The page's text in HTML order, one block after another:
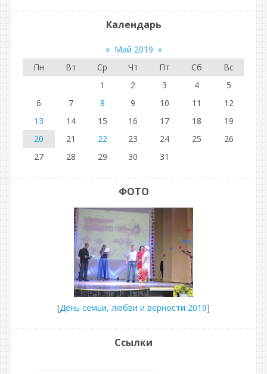
Календарь
« Май 2019 »
Пн
Вт Ср Чт Пт Сб
Вс
1
2 3 4
5
6
7 8 9 10 11
12
13
14 15 16 17 18
19
20
21 22 23 24 25
26
27
28 29 30 31
ФОТО
[День семьи, любви и верности 2019]
Ссылки